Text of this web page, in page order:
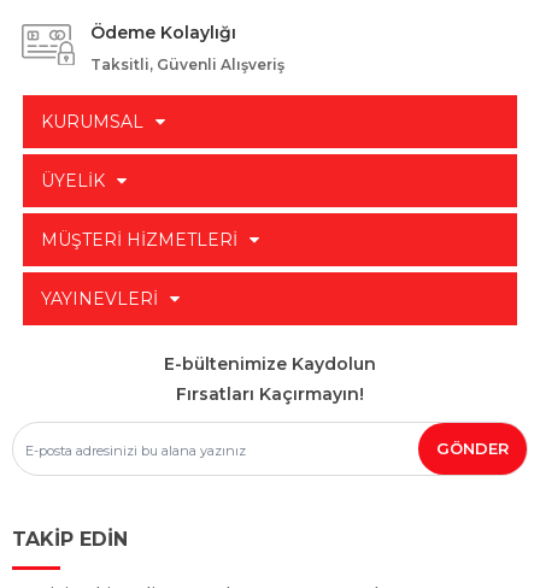
Ödeme Kolaylığı
Taksitli, Güvenli Alışveriş
KURUMSAL
ÜYELİK
MÜŞTERİ HİZMETLERİ
YAYINEVLERİ
E-bültenimize Kaydolun
Fırsatları Kaçırmayın!
TAKİP EDİN